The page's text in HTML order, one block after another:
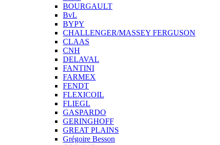
BOURGAULT
BvL
BYPY
CHALLENGER/MASSEY FERGUSON
CLAAS
CNH
DELAVAL
FANTINI
FARMEX
FENDT
FLEXICOIL
FLIEGL
GASPARDO
GERINGHOFF
GREAT PLAINS
Grégoire Besson